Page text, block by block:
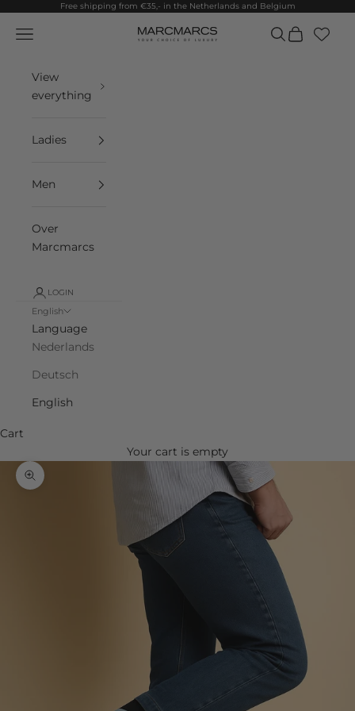
Skip to contentFree shipping from €35,- in the Netherlands and Belgium
MarcMarcs
Navigation menu Search
Cart
View
everything
Ladies
Men
Over
Marcmarcs
LOGIN
English
Language
Nederlands
Deutsch
English
Cart
Your cart is empty
Zoom picture